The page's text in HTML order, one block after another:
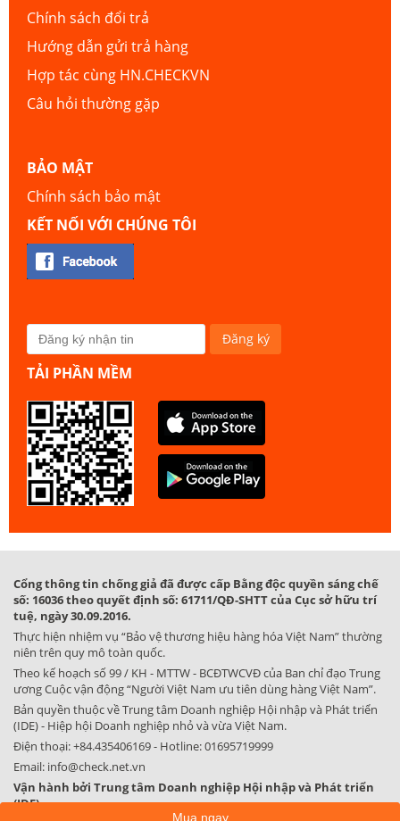
Chính sách đổi trả
Hướng dẫn gửi trả hàng
Hợp tác cùng HN.CHECKVN
Câu hỏi thường gặp
BẢO MẬT
Chính sách bảo mật
KẾT NỐI VỚI CHÚNG TÔI
TẢI PHẦN MỀM
Cổng thông tin chống giả đã được cấp Bằng độc quyền sáng chế
số: 16036 theo quyết định số: 61711/QĐ-SHTT của Cục sở hữu trí
tuệ, ngày 30.09.2016.
Thực hiện nhiệm vụ “Bảo vệ thương hiệu hàng hóa Việt Nam” thường
niên trên quy mô toàn quốc.
Theo kế hoạch số 99 / KH - MTTW - BCĐTWCVĐ của Ban chỉ đạo Trung
ương Cuộc vận động “Người Việt Nam ưu tiên dùng hàng Việt Nam”.
Bản quyền thuộc về Trung tâm Doanh nghiệp Hội nhập và Phát triển
(IDE) - Hiệp hội Doanh nghiệp nhỏ và vừa Việt Nam.
Điện thoại:+84.435406169- Hotline:01695719999
Email: info@check.net.vn
Vận hành bởi Trung tâm Doanh nghiệp Hội nhập và Phát triển
(IDE)